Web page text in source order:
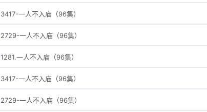
3417-一人不入庙（96集）
2729-一人不入庙（96集）
1281.一人不入庙（96集）
3417-一人不入庙（96集）
2729-一人不入庙（96集）